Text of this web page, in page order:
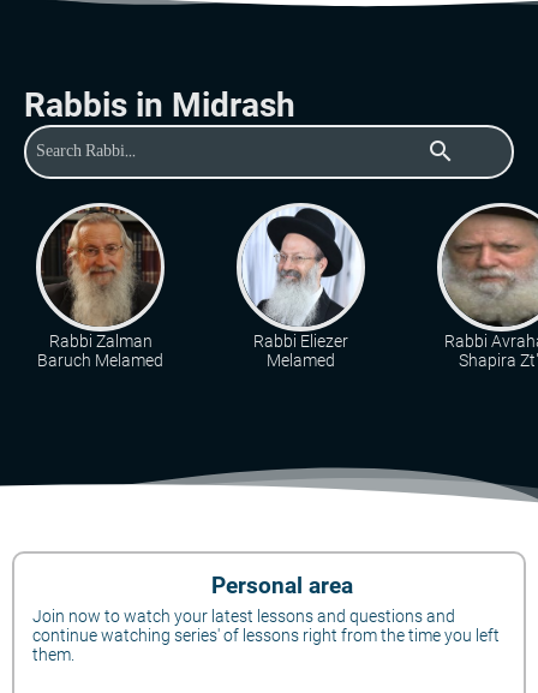
Rabbis in Midrash
search
Rabbi Zalman
Baruch Melamed
Rabbi Eliezer
Melamed
Rabbi
Shapira
Personal area
Join now to watch your latest lessons and questions and
continue watching series' of lessons right from the time you left
them.